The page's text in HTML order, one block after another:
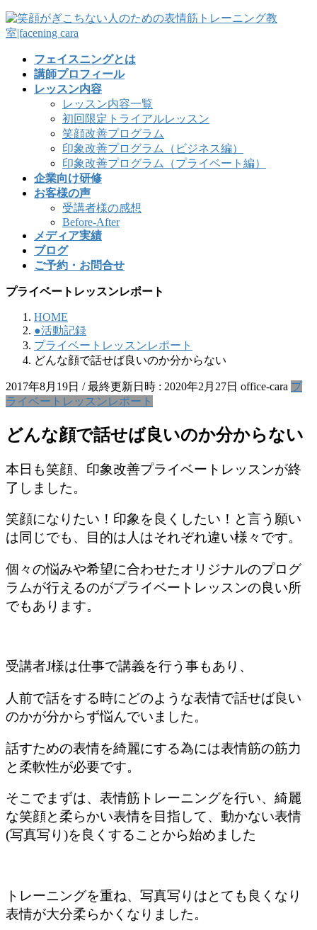
フェイスニングとは
講師プロフィール
レッスン内容
レッスン内容一覧
初回限定トライアルレッスン
笑顔改善プログラム
印象改善プログラム（ビジネス編）
印象改善プログラム（プライベート編）
企業向け研修
お客様の声
受講者様の感想
Before-After
メディア実績
ブログ
ご予約・お問合せ
プライベートレッスンレポート
HOME
●活動記録
プライベートレッスンレポート
どんな顔で話せば良いのか分からない
2017年8月19日 / 最終更新日時 : 2020年2月27日 office-cara プ
ライベートレッスンレポート
どんな顔で話せば良いのか分からない
本日も笑顔、印象改善プライベートレッスンが終
了しました。
笑顔になりたい ！印象を良くしたい！と言う願い
は同じでも、
目的は人はそれぞれ違い様々です。
個々の悩みや希望に合わせたオリジナルのプログ
ラムが行えるのがプライベートレッスンの良い所
でもあります。
受講者J様は仕事で講義を行う事もあり、
人前で話をする時にどのような表情で話せば良い
のかが分からず悩んでいました。
話すための表情を綺麗にする為には表情筋の筋力
と柔軟性が必要です。
そこでまずは、表情筋トレーニングを行い、綺麗
な笑顔と柔らかい表情を目指して、動かない表情
(写真写り)を良くすることから始めました
トレーニングを重ね、写真写りはとても良くなり
表情が大分柔らかくなりました。